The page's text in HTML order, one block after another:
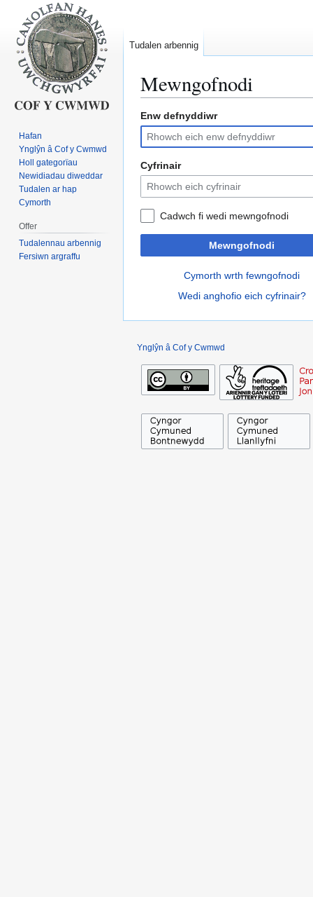
Mewngofnodi
Neidio
panel
llywio
Neidio
bar
chwilio
Enw defnyddiwr
Cyfrinair
Cadwch fi wedi mewngofnodi
Mewngofnodi
Cymorth wrth fewngofnodi
Wedi anghofio eich cyfrinair?
Tudalen arbennig
Hafan
Ynglŷn â Cof y Cwmwd
Holl gategorïau
Newidiadau diweddar
Tudalen ar hap
Cymorth
Offer
Tudalennau arbennig
Fersiwn argraffu
Ynglŷn â Cof y Cwmwd